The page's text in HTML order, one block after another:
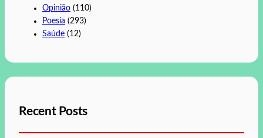
Opinião (110)
Poesia (293)
Saúde (12)
Recent Posts